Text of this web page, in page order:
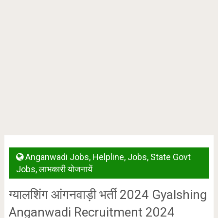
Anganwadi Jobs, Helpline, Jobs, State Govt
Jobs,लाभकारी योजनायें
ग्यालशिंग आंगनवाड़ी भर्ती 2024 Gyalshing
Anganwadi Recruitment 2024